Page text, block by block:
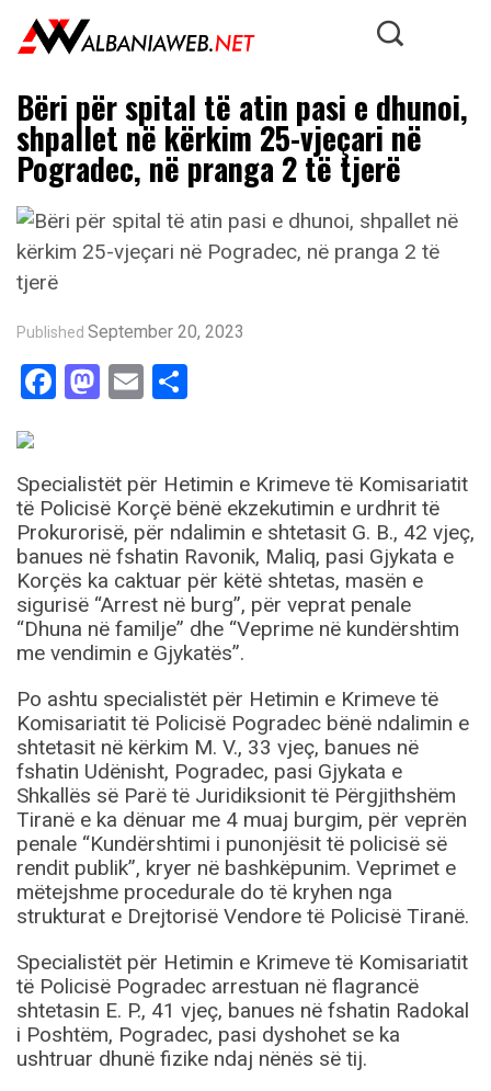
Bëri për spital të atin pasi e dhunoi,
shpallet në kërkim 25-vjeçari në
Pogradec, në pranga 2 të tjerë
Published September 20, 2023
Facebook
Mastodon
Email
Specialistët për Hetimin e Krimeve të Komisariatit
të Policisë Korçë bënë ekzekutimin e urdhrit të
Prokurorisë, për ndalimin e shtetasit G. B., 42 vjeç,
banues në fshatin Ravonik, Maliq, pasi Gjykata e
Korçës ka caktuar për këtë shtetas, masën e
sigurisë “Arrest në burg”, për veprat penale
“Dhuna në familje” dhe “Veprime në kundërshtim
me vendimin e Gjykatës”.
Po ashtu specialistët për Hetimin e Krimeve të
Komisariatit të Policisë Pogradec bënë ndalimin e
shtetasit në kërkim M. V., 33 vjeç, banues në
fshatin Udënisht, Pogradec, pasi Gjykata e
Shkallës së Parë të Juridiksionit të Përgjithshëm
Tiranë e ka dënuar me 4 muaj burgim, për veprën
penale “Kundërshtimi i punonjësit të policisë së
rendit publik”, kryer në bashkëpunim. Veprimet e
mëtejshme procedurale do të kryhen nga
strukturat e Drejtorisë Vendore të Policisë Tiranë.
Specialistët për Hetimin e Krimeve të Komisariatit
të Policisë Pogradec arrestuan në flagrancë
shtetasin E. P., 41 vjeç, banues në fshatin Radokal
i Poshtëm, Pogradec, pasi dyshohet se ka
ushtruar dhunë fizike ndaj nënës së tij.